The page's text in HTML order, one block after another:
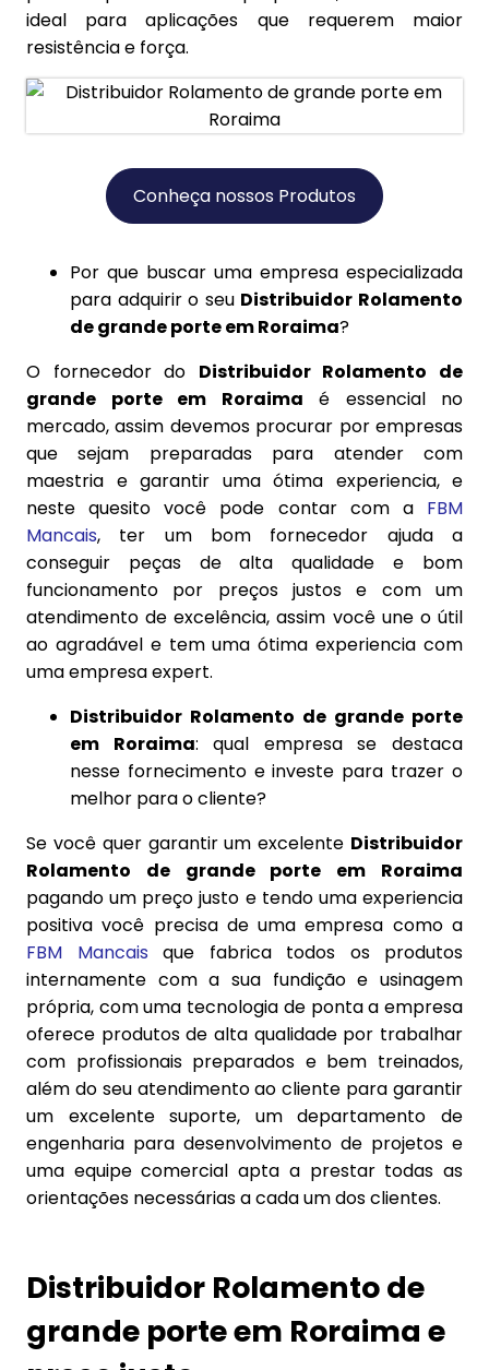
ideal para aplicações que requerem maior
resistência e força.
Conheça nossos Produtos
Por que buscar uma empresa especializada
para adquirir o seu Distribuidor Rolamento
de grande porte em Roraima?
O fornecedor do Distribuidor Rolamento de
grande porte em Roraima é essencial no
mercado, assim devemos procurar por empresas
que sejam preparadas para atender com
maestria e garantir uma ótima experiencia, e
neste quesito você pode contar com a FBM
Mancais, ter um bom fornecedor ajuda a
conseguir peças de alta qualidade e bom
funcionamento por preços justos e com um
atendimento de excelência, assim você une o útil
ao agradável e tem uma ótima experiencia com
uma empresa expert.
Distribuidor Rolamento de grande porte
em Roraima: qual empresa se destaca
nesse fornecimento e investe para trazer o
melhor para o cliente?
Se você quer garantir um excelente Distribuidor
Rolamento de grande porte em Roraima
pagando um preço justo e tendo uma experiencia
positiva você precisa de uma empresa como a
FBM Mancais que fabrica todos os produtos
internamente com a sua fundição e usinagem
própria, com uma tecnologia de ponta a empresa
oferece produtos de alta qualidade por trabalhar
com profissionais preparados e bem treinados,
além do seu atendimento ao cliente para garantir
um excelente suporte, um departamento de
engenharia para desenvolvimento de projetos e
uma equipe comercial apta a prestar todas as
orientações necessárias a cada um dos clientes.
Distribuidor Rolamento de
grande porte em Roraima e